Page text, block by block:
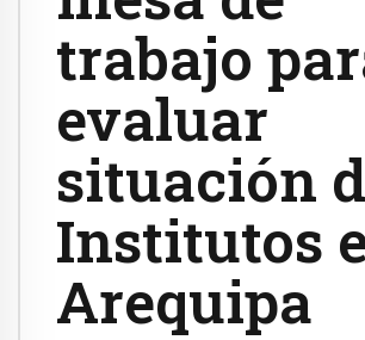
trabajo
evaluar
situación
Institutos
Arequipa